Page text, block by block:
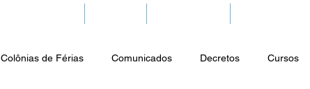
Colônias de Férias Comunicados Decretos Cursos